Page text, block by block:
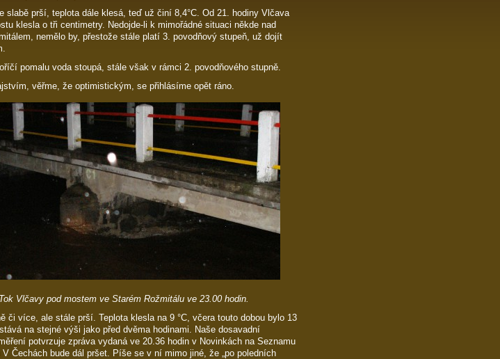
slabě prší, teplota dále klesá, teď už činí 8,4°C. Od 21. hodiny Vlčava
klesla o tři centimetry. Nedojde-li k mimořádné situaci někde nad
nemělo by, přestože stále platí 3. povodňový stupeň, už dojít
pomalu voda stoupá, stále však v rámci 2. povodňového stupně.
věřme, že optimistickým, se přihlásíme opět ráno.
Tok Vlčavy pod mostem ve Starém Rožmitálu ve 23.00 hodin.
či více, ale stále prší. Teplota klesla na 9 °C, včera touto dobou bylo 13
na stejné výši jako před dvěma hodinami. Naše dosavadní
potvrzuje zpráva vydaná ve 20.36 hodin v Novinkách na Seznamu
V Čechách bude dál pršet. Píše se v ní mimo jiné, že „po poledních